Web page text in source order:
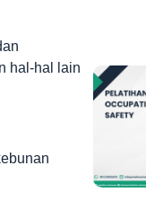
hal-hal lain